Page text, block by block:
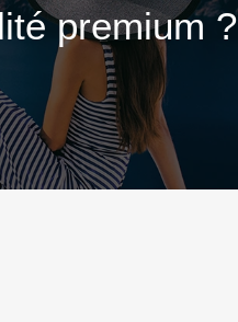
premium ?